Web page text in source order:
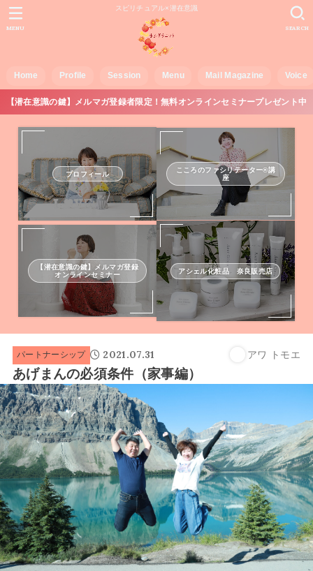
スピリチュアル×潜在意識
Home Profile Session Menu Mail Magazine Voice
SEARCH
MENU
【潜在意識の鍵】メルマガ登録者限定！無料オンラインセミナープレゼント中
プロフィール
こころのファシリテーター®講
座
【潜在意識の鍵】メルマガ登録
オンラインセミナー
アシェル化粧品 奈良販売店
パートナーシップ 2021.07.31 アワ トモエ
あげまんの必須条件（家事編）